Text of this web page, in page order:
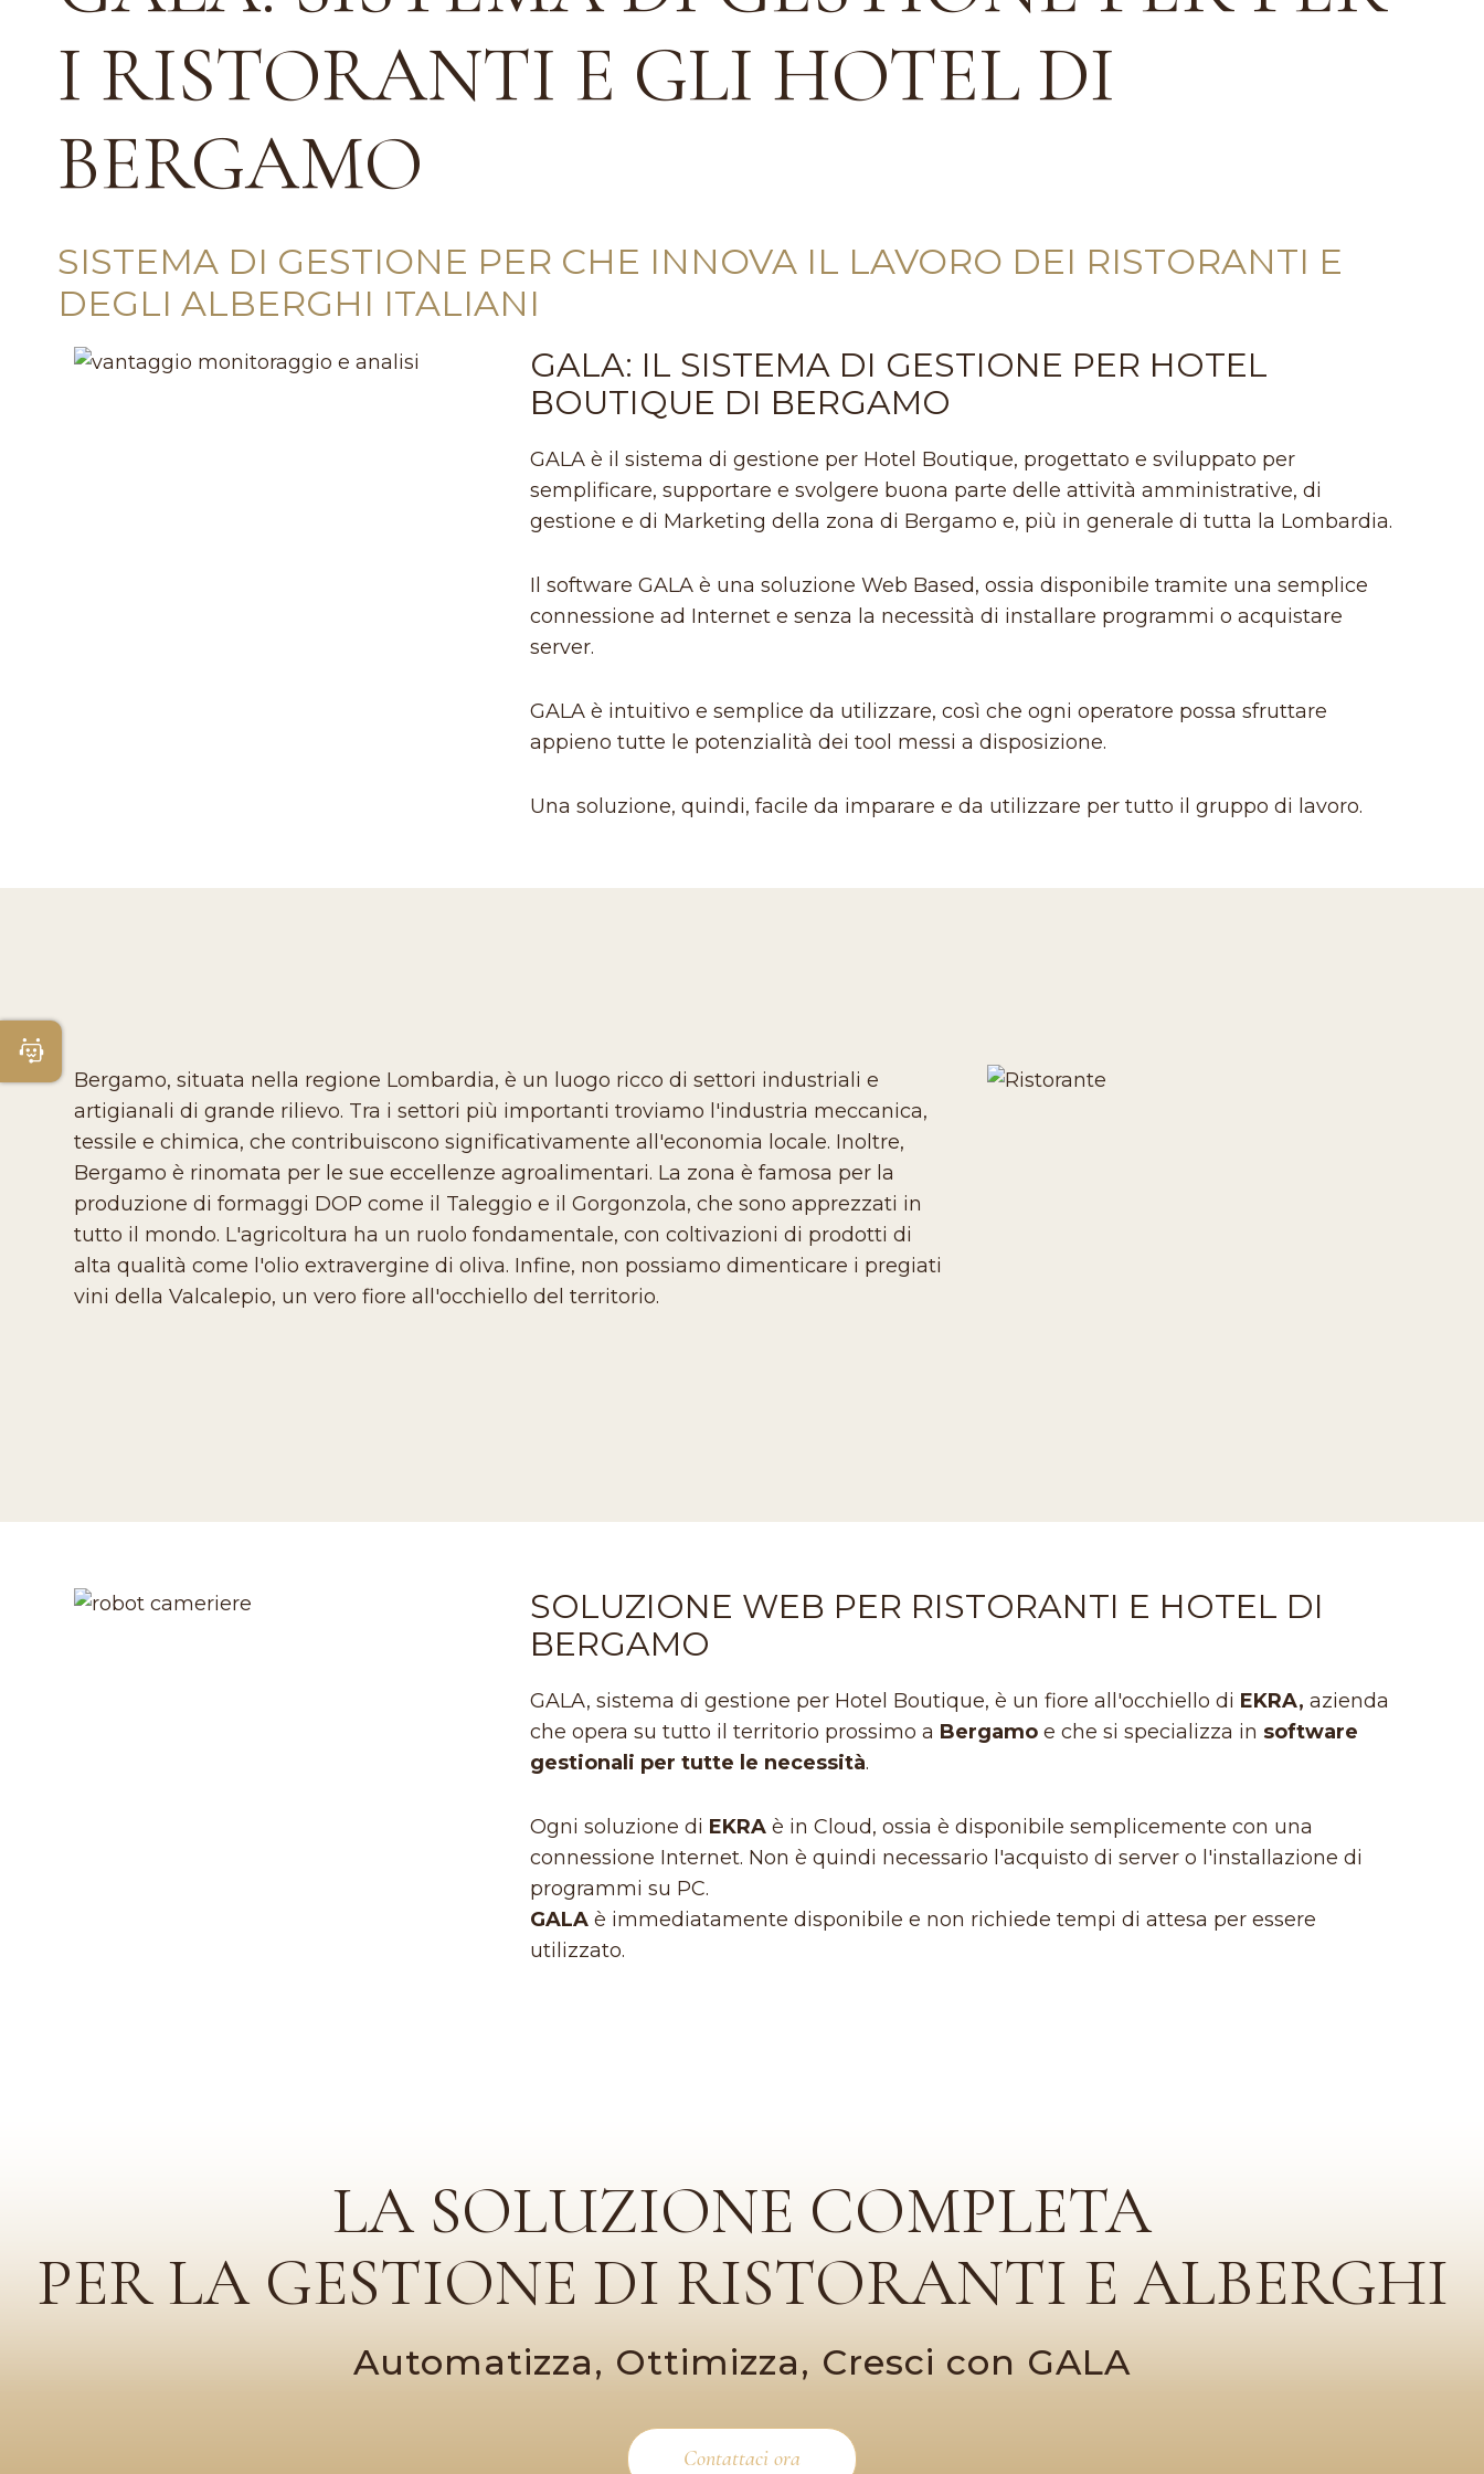
I RISTORANTI E GLI HOTEL DI
BERGAMO
SISTEMA DI GESTIONE PER CHE INNOVA IL LAVORO DEI RISTORANTI E
DEGLI ALBERGHI ITALIANI
GALA: IL SISTEMA DI GESTIONE PER HOTEL
BOUTIQUE DI BERGAMO
GALA è il sistema di gestione per Hotel Boutique, progettato e sviluppato per
semplificare, supportare e svolgere buona parte delle attività amministrative, di
gestione e di Marketing della zona di Bergamo e, più in generale di tutta la Lombardia.
Il software GALA è una soluzione Web Based, ossia disponibile tramite una semplice
connessione ad Internet e senza la necessità di installare programmi o acquistare
server.
GALA è intuitivo e semplice da utilizzare, così che ogni operatore possa sfruttare
appieno tutte le potenzialità dei tool messi a disposizione.
Una soluzione, quindi, facile da imparare e da utilizzare per tutto il gruppo di lavoro.
Bergamo, situata nella regione Lombardia, è un luogo ricco di settori industriali e
artigianali di grande rilievo. Tra i settori più importanti troviamo l'industria meccanica,
tessile e chimica, che contribuiscono significativamente all'economia locale. Inoltre,
Bergamo è rinomata per le sue eccellenze agroalimentari. La zona è famosa per la
produzione di formaggi DOP come il Taleggio e il Gorgonzola, che sono apprezzati in
tutto il mondo. L'agricoltura ha un ruolo fondamentale, con coltivazioni di prodotti di
alta qualità come l'olio extravergine di oliva. Infine, non possiamo dimenticare i pregiati
vini della Valcalepio, un vero fiore all'occhiello del territorio.
SOLUZIONE WEB PER RISTORANTI E HOTEL DI
BERGAMO
GALA, sistema di gestione per Hotel Boutique, è un fiore all'occhiello di EKRA,azienda
che opera su tutto il territorio prossimo a Bergamo e che si specializza in software
gestionali per tutte le necessità.
Ogni soluzione di EKRA è in Cloud, ossia è disponibile semplicemente con una
connessione Internet. Non è quindi necessario l'acquisto di server o l'installazione di
programmi su PC.
GALAè immediatamente disponibile e non richiede tempi di attesa per essere
utilizzato.
LA SOLUZIONE COMPLETA
PER LA GESTIONE DI RISTORANTI E ALBERGHI
Automatizza, Ottimizza, Cresci con GALA
Contattaci ora